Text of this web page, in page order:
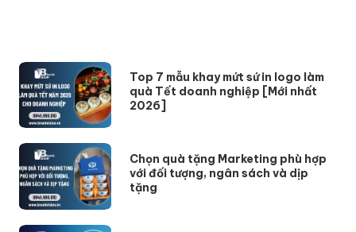
Top 7 mẫu khay mứt sứ in logo làm
quà Tết doanh nghiệp [Mới nhất
2026]
Chọn quà tặng Marketing phù hợp
với đối tượng, ngân sách và dịp
tặng